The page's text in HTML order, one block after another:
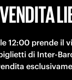
12:00 prende il
di Inter-